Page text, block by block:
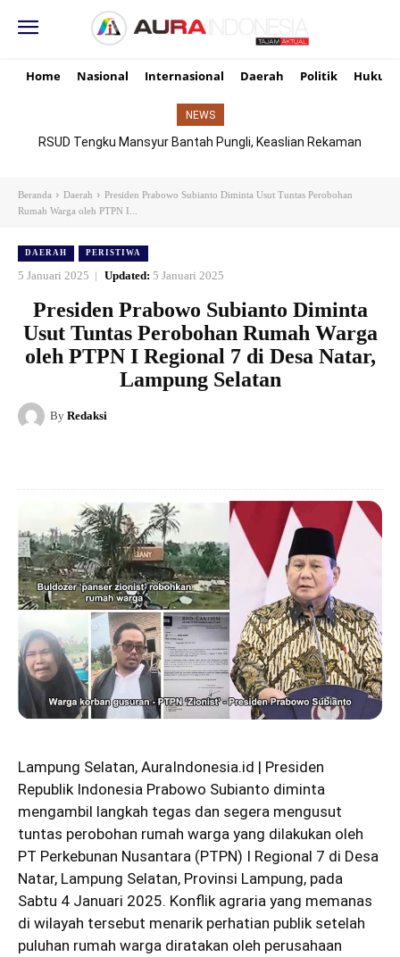
Home Nasional Internasional Daerah Politik Hukum
NEWS
RSUD Tengku Mansyur Bantah Pungli, Keaslian Rekaman
Beranda Daerah
Presiden Prabowo Subianto Diminta Usut Tuntas Perobohan
Rumah Warga oleh PTPN I...
DAERAH PERISTIWA
5 Januari 2025 Updated: 5 Januari 2025
Presiden Prabowo Subianto Diminta
Usut Tuntas Perobohan Rumah Warga
oleh PTPN I Regional 7 di Desa Natar,
Lampung Selatan
By Redaksi
Lampung Selatan, AuraIndonesia.id | Presiden
Republik Indonesia Prabowo Subianto diminta
mengambil langkah tegas dan segera mengusut
tuntas perobohan rumah warga yang dilakukan oleh
PT Perkebunan Nusantara (PTPN) I Regional 7 di Desa
Natar, Lampung Selatan, Provinsi Lampung, pada
Sabtu 4 Januari 2025. Konflik agraria yang memanas
di wilayah tersebut menarik perhatian publik setelah
puluhan rumah warga diratakan oleh perusahaan